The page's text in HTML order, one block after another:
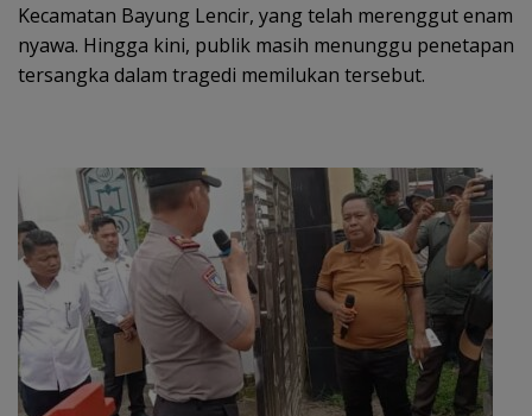
Kecamatan Bayung Lencir, yang telah merenggut enam
nyawa. Hingga kini, publik masih menunggu penetapan
tersangka dalam tragedi memilukan tersebut.